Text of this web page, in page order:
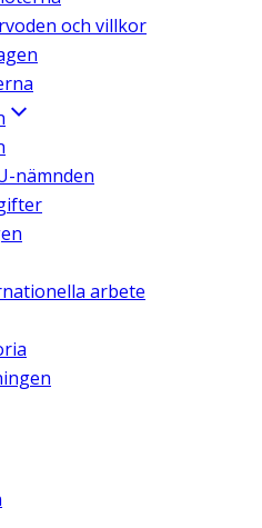
och villkor
nämnden
arbete